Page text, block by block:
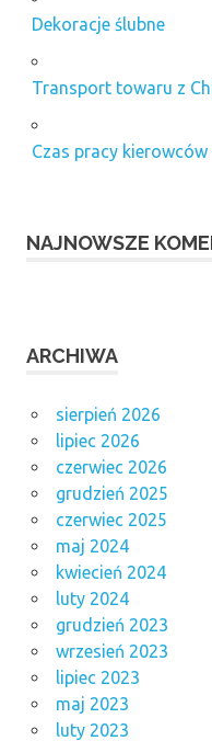
Dekoracje ślubne
Transport towaru z
Czas pracy
NAJNOWSZE
ARCHIWA
sierpień 2026
lipiec 2026
czerwiec 2026
grudzień 2025
czerwiec 2025
maj 2024
kwiecień 2024
luty 2024
grudzień 2023
wrzesień 2023
lipiec 2023
maj 2023
luty 2023